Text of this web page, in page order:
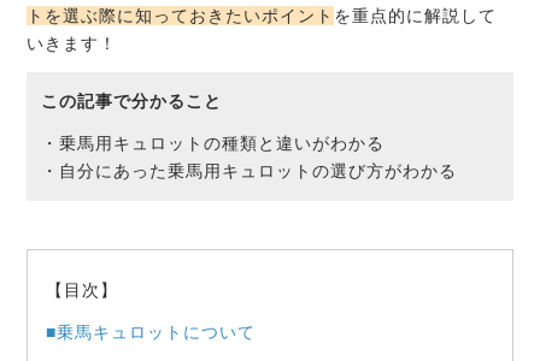
トを選ぶ際に知っておきたいポイント を重点的に解説して
いきます！
この記事で分かること
・乗馬用キュロットの種類と違いがわかる
・自分にあった乗馬用キュロットの選び方がわかる
【目次】
■乗馬キュロットについて